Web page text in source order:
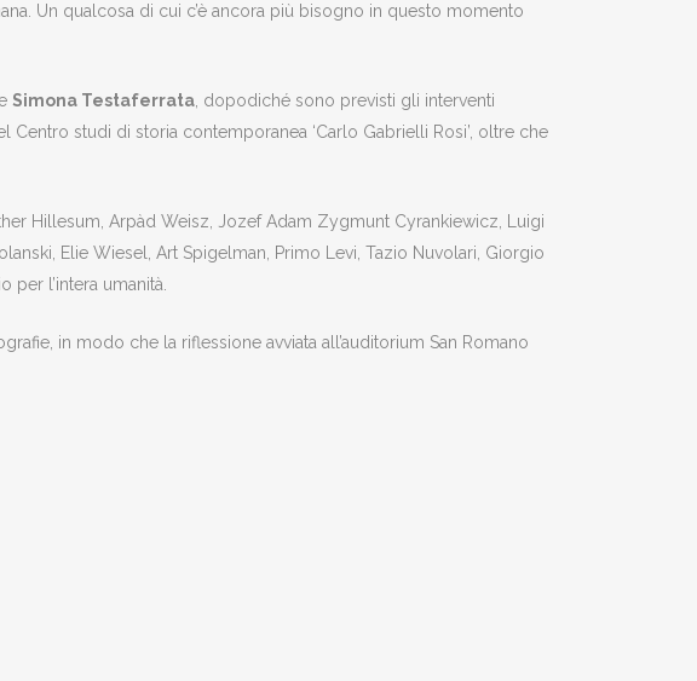
Un qualcosa di cui c’è ancora più bisogno in questo momento
Simona Testaferrata , dopodiché sono previsti gli interventi
Centro studi di storia contemporanea ‘Carlo Gabrielli Rosi’, oltre che
Hillesum, Arpàd Weisz, Jozef Adam Zygmunt Cyrankiewicz, Luigi
Elie Wiesel, Art Spigelman, Primo Levi, Tazio Nuvolari, Giorgio
l’intera umanità.
in modo che la riflessione avviata all’auditorium San Romano